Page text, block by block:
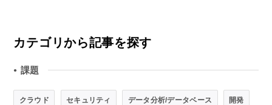
カテゴリから記事を探す
● 課題
クラウド セキュリティ データ分析/データベース 開発